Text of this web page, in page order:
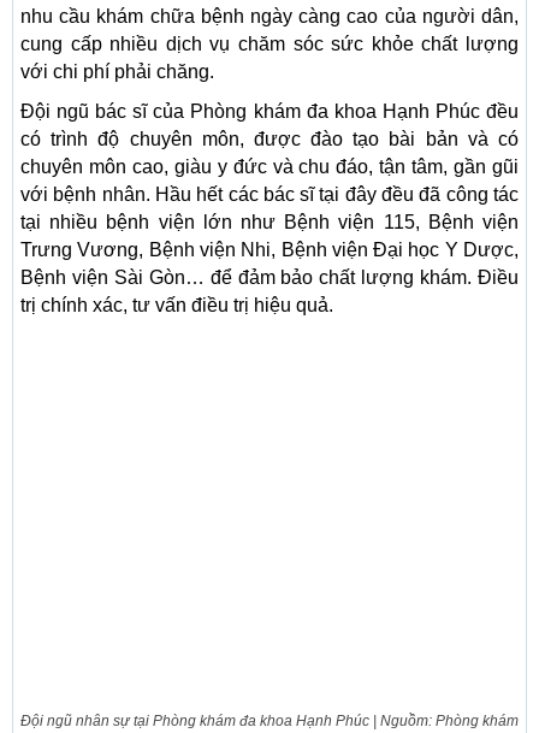
nhu cầu khám chữa bệnh ngày càng cao của người dân,
cung cấp nhiều dịch vụ chăm sóc sức khỏe chất lượng
với chi phí phải chăng.
Đội ngũ bác sĩ của Phòng khám đa khoa Hạnh Phúc đều
có trình độ chuyên môn, được đào tạo bài bản và có
chuyên môn cao, giàu y đức và chu đáo, tận tâm, gần gũi
với bệnh nhân. Hầu hết các bác sĩ tại đây đều đã công tác
tại nhiều bệnh viện lớn như Bệnh viện 115, Bệnh viện
Trưng Vương, Bệnh viện Nhi, Bệnh viện Đại học Y Dược,
Bệnh viện Sài Gòn… để đảm bảo chất lượng khám. Điều
trị chính xác, tư vấn điều trị hiệu quả.
Đội ngũ nhân sự tại Phòng khám đa khoa Hạnh Phúc | Nguồm: Phòng khám